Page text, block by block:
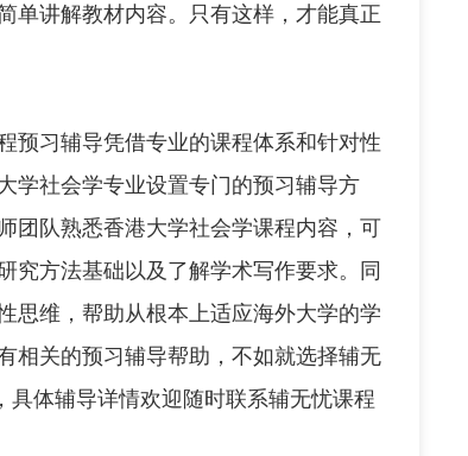
单讲解教材内容。只有这样，才能真正
习辅导凭借专业的课程体系和针对性
学社会学专业设置专门的预习辅导方
团队熟悉香港大学社会学课程内容，可
究方法基础以及了解学术写作要求。同
思维，帮助从根本上适应海外大学的学
相关的预习辅导帮助，不如就选择辅无
体辅导详情欢迎随时联系辅无忧课程